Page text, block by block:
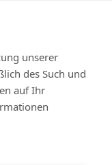
reparieren oder
unserer
des Such und
auf Ihr